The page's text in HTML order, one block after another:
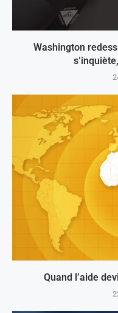
Washington
Quand l’aide